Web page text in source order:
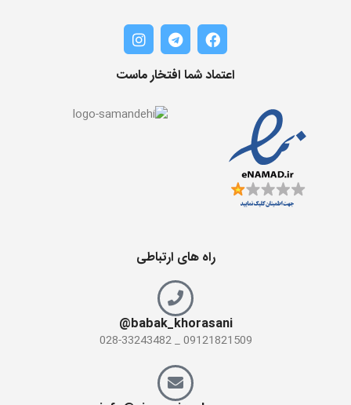
اعتماد شما افتخار ماست
راه های ارتباطی
babak_khorasani@
09121821509 _ 028-33243482